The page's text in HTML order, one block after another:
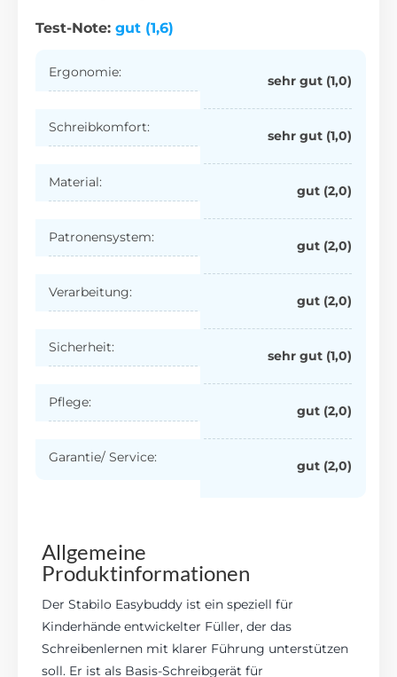
Test-Note: gut (1,6)
Ergonomie:
sehr gut (1,0)
Schreibkomfort:
sehr gut (1,0)
Material:
gut (2,0)
Patronensystem:
gut (2,0)
Verarbeitung:
gut (2,0)
Sicherheit:
sehr gut (1,0)
Pflege:
gut (2,0)
Garantie/ Service:
gut (2,0)
Allgemeine
Produktinformationen
Der Stabilo Easybuddy ist ein speziell für
Kinderhände entwickelter Füller, der das
Schreibenlernen mit klarer Führung unterstützen
soll. Er ist als Basis-Schreibgerät für